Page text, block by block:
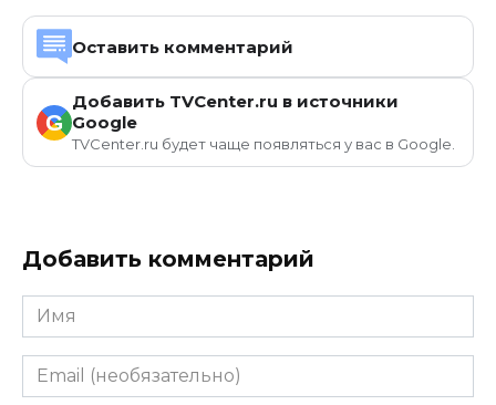
Оставить комментарий
G
Добавить TVCenter.ru в источники
Google
TVCenter.ru будет чаще появляться у вас в Google.
Добавить комментарий
Имя
Email
(необязательно)